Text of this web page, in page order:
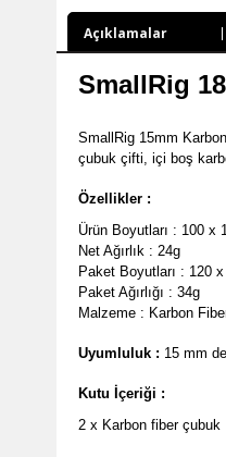
Açıklamalar
SmallRig
SmallRig 15mm
çubuk çifti, içi boş
Özellikler :
Ürün Boyutları : 100 x
Net Ağırlık : 24g
Paket Boyutları : 120
Paket Ağırlığı : 34g
Malzeme : Karbon
Uyumluluk : 15 mm
Kutu İçeriği :
2 x Karbon fiber çubuk